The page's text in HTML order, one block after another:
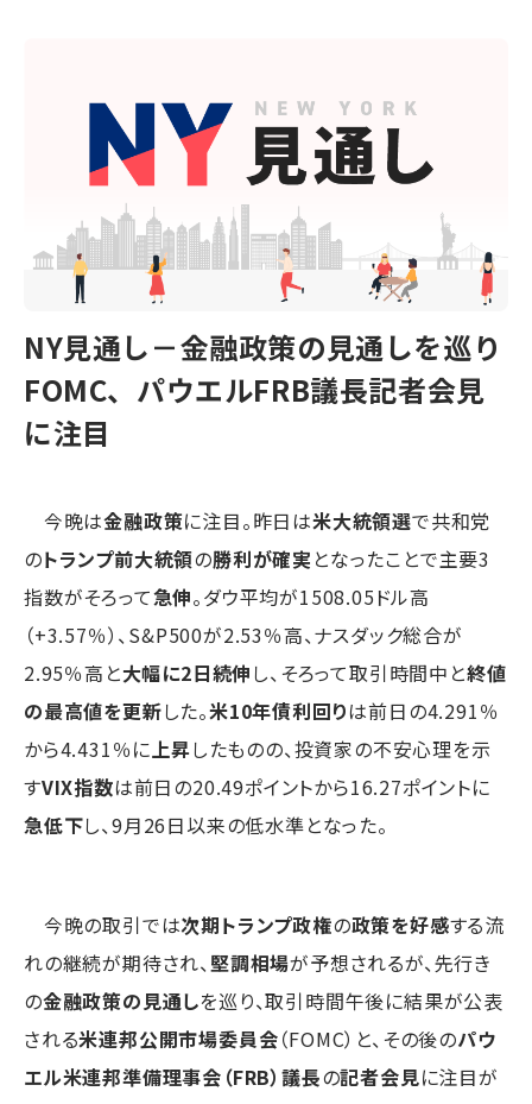
NY見通し－金融政策の見通しを巡り
FOMC、パウエルFRB議長記者会見
に注目
今晩は金融政策に注目。昨日は米大統領選で共和党
のトランプ前大統領の勝利が確実 となったことで主要3
指数がそろって急伸。ダウ平均が1508.05ドル高
（+3.57％）、S&P500が2.53％高、ナスダック総合が
2.95％高と大幅に2日続伸し、そろって取引時間中と終値
の最高値を更新した。米10年債利回りは前日の4.291％
から4.431％に 上昇したものの、投資家の不安心理を示
すVIX指数は前日の20.49ポイントから16.27ポイントに
急低下し、9月26日以来の低水準となった。
今晩の取引では次期トランプ政権の政策を好感する流
れの継続が期待され、 堅調相場が予想されるが、先行き
の金融政策の見通しを巡り、取引時間午後に結果が公表
される米連邦公開市場委員会（FOMC）と、その後のパウ
エル米連邦準備理事会（FRB）議長の記者会見に注目が